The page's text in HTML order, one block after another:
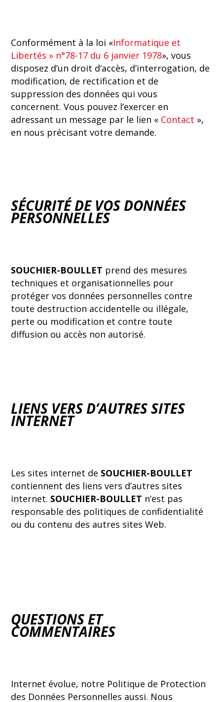
Conformément à la loi «Informatique et
Libertés » n°78-17 du 6 janvier 1978», vous
disposez d’un droit d’accès, d’interrogation, de
modification, de rectification et de
suppression des données qui vous
concernent. Vous pouvez l’exercer en
adressant un message par le lien « Contact »,
en nous précisant votre demande.
SÉCURITÉ DE VOS DONNÉES
PERSONNELLES
SOUCHIER-BOULLET prend des mesures
techniques et organisationnelles pour
protéger vos données personnelles contre
toute destruction accidentelle ou illégale,
perte ou modification et contre toute
diffusion ou accès non autorisé.
LIENS VERS D’AUTRES SITES
INTERNET
Les sites internet de SOUCHIER-BOULLET
contiennent des liens vers d’autres sites
internet. SOUCHIER-BOULLET n’est pas
responsable des politiques de confidentialité
ou du contenu des autres sites Web.
QUESTIONS ET
COMMENTAIRES
Internet évolue, notre Politique de Protection
des Données Personnelles aussi. Nous